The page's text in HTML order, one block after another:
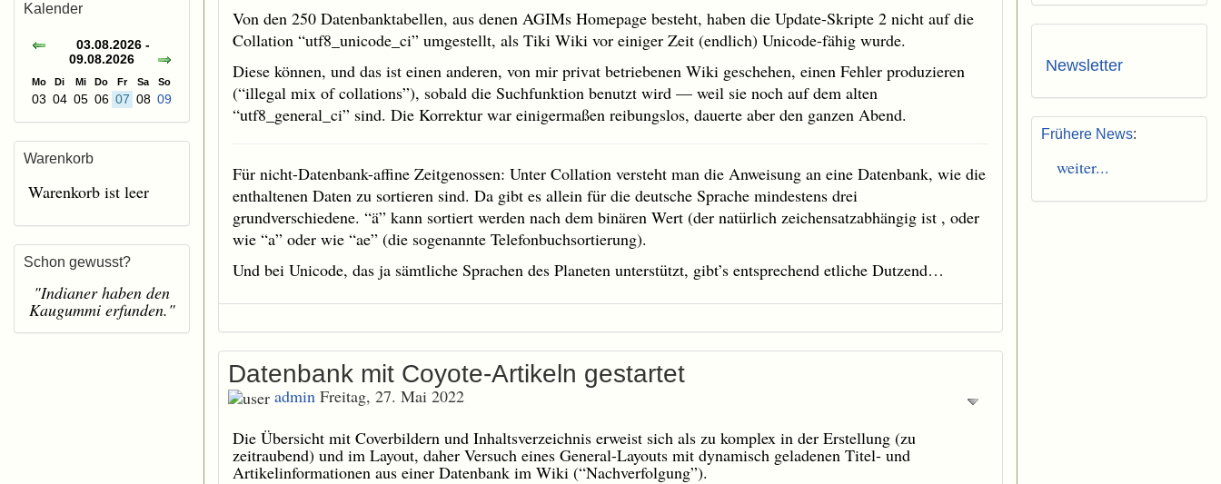
Von den 250 Datenbanktabellen, aus denen AGIMs Homepage besteht, haben die Update-Skripte 2 nicht auf die
Collation “utf8_unicode_ci” umgestellt, als Tiki Wiki vor einiger Zeit (endlich) Unicode-fähig wurde.
Diese können, und das ist einen anderen, von mir privat betriebenen Wiki geschehen, einen Fehler produzieren
(“illegal mix of collations”), sobald die Suchfunktion benutzt wird — weil sie noch auf dem alten
“utf8_general_ci” sind. Die Korrektur war einigermaßen reibungslos, dauerte aber den ganzen Abend.
Für nicht-Datenbank-affine Zeitgenossen: Unter Collation versteht man die Anweisung an eine Datenbank, wie die
enthaltenen Daten zu sortieren sind. Da gibt es allein für die deutsche Sprache mindestens drei
grundverschiedene. “ä” kann sortiert werden nach dem binären Wert (der natürlich zeichensatzabhängig ist , oder
wie “a” oder wie “ae” (die sogenannte Telefonbuchsortierung).
Und bei Unicode, das ja sämtliche Sprachen des Planeten unterstützt, gibt’s entsprechend etliche Dutzend…
Datenbank mit Coyote-Artikeln gestartet
admin Freitag, 27. Mai 2022
Die Übersicht mit Coverbildern und Inhaltsverzeichnis erweist sich als zu komplex in der Erstellung (zu
zeitraubend) und im Layout, daher Versuch eines General-Layouts mit dynamisch geladenen Titel- und
Artikelinformationen aus einer Datenbank im Wiki (“Nachverfolgung”).
Kalender
03.08.2026 -
09.08.2026
Mo Di Mi Do Fr Sa So
03 04 05 06 07 08 09
Warenkorb
Warenkorb ist leer
Schon gewusst?
"Indianer haben den
Kaugummi erfunden."
Newsletter
Frühere News:
weiter...